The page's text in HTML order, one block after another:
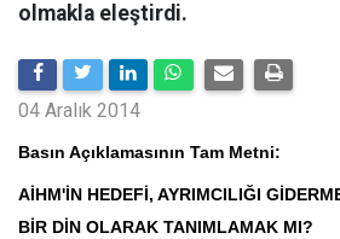
olmakla eleştirdi.
04 Aralık 2014
Basın Açıklamasının Tam Metni:
AİHM'İN HEDEFİ, AYRIMCILIĞI
BİR DİN OLARAK TANIMLAMAK MI?